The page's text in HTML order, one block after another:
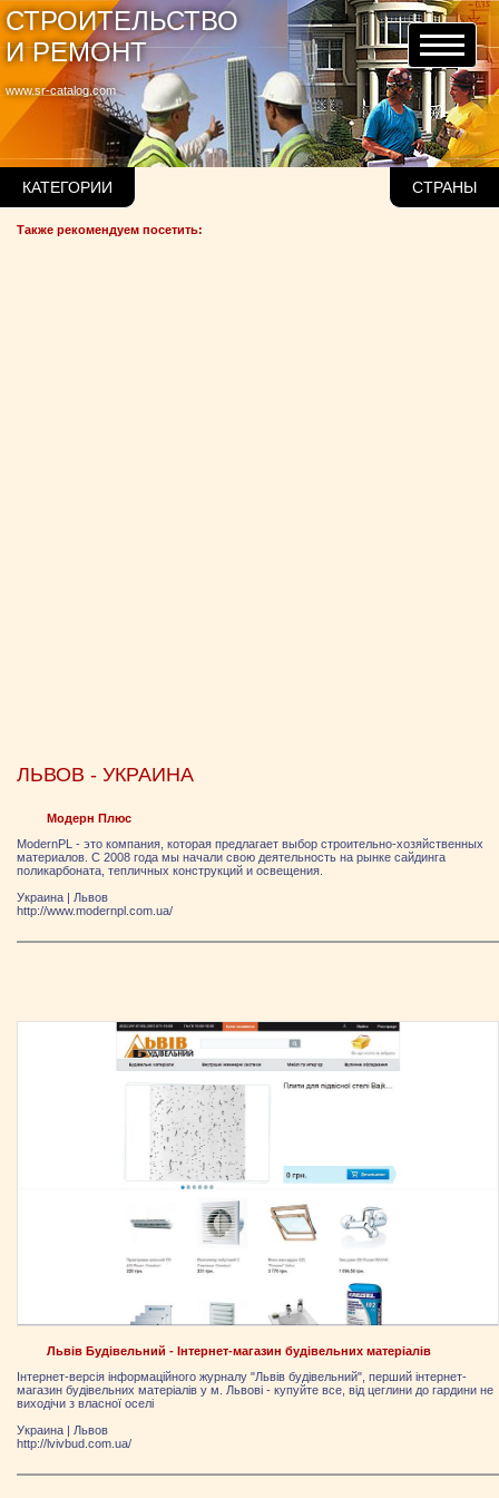
www.sr-catalog.com
СТРОИТЕЛЬСТВО
И РЕМОНТ
КАТЕГОРИИ СТРАНЫ
Также рекомендуем посетить:
ЛЬВОВ - УКРАИНА
Модерн Плюс
ModernPL - это компания, которая предлагает выбор строительно-хозяйственных
материалов. С 2008 года мы начали свою деятельность на рынке сайдинга
поликарбоната, тепличных конструкций и освещения.
Украина | Львов
http://www.modernpl.com.ua/
Львів Будівельний - Інтернет-магазин будівельних матеріалів
Інтернет-версія інформаційного журналу "Львів будівельний", перший інтернет-
магазин будівельних матеріалів у м. Львові - купуйте все, від цеглини до гардини не
виходічи з власної оселі
Украина | Львов
http://lvivbud.com.ua/